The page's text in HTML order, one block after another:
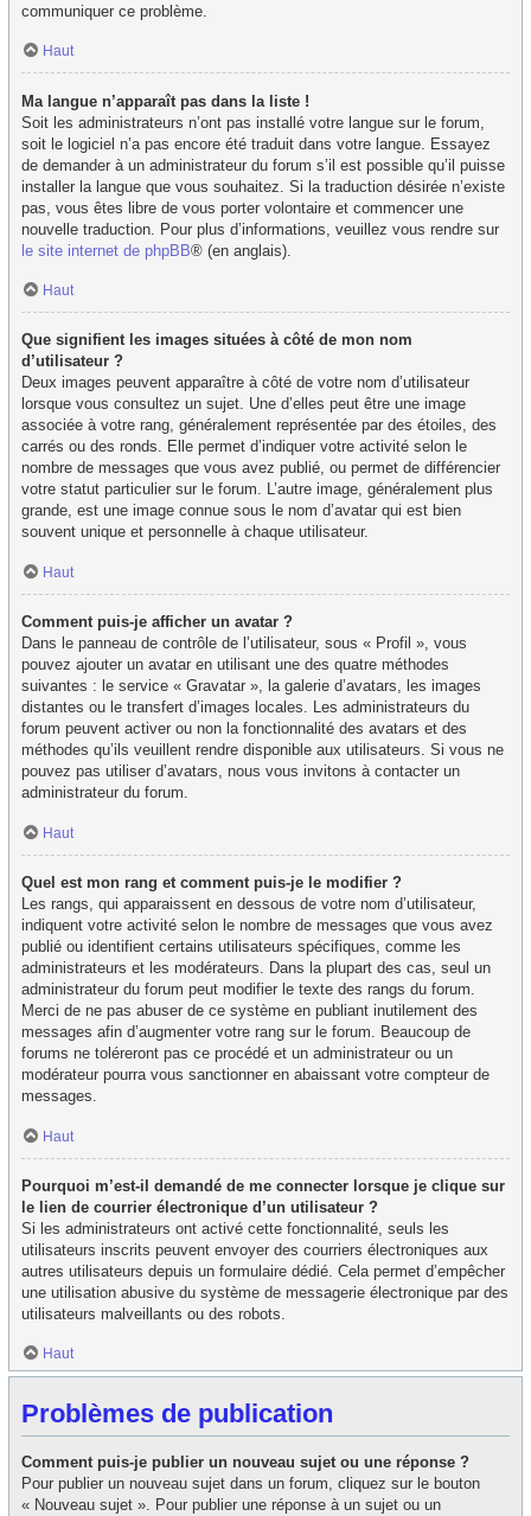
communiquer ce problème.
Haut
Ma langue n’apparaît pas dans la liste !
Soit les administrateurs n’ont pas installé votre langue sur le forum,
soit le logiciel n’a pas encore été traduit dans votre langue. Essayez
de demander à un administrateur du forum s’il est possible qu’il puisse
installer la langue que vous souhaitez. Si la traduction désirée n’existe
pas, vous êtes libre de vous porter volontaire et commencer une
nouvelle traduction. Pour plus d’informations, veuillez vous rendre sur
le site internet de phpBB® (en anglais).
Haut
Que signifient les images situées à côté de mon nom
d’utilisateur ?
Deux images peuvent apparaître à côté de votre nom d’utilisateur
lorsque vous consultez un sujet. Une d’elles peut être une image
associée à votre rang, généralement représentée par des étoiles, des
carrés ou des ronds. Elle permet d’indiquer votre activité selon le
nombre de messages que vous avez publié, ou permet de différencier
votre statut particulier sur le forum. L’autre image, généralement plus
grande, est une image connue sous le nom d’avatar qui est bien
souvent unique et personnelle à chaque utilisateur.
Haut
Comment puis-je afficher un avatar ?
Dans le panneau de contrôle de l’utilisateur, sous « Profil », vous
pouvez ajouter un avatar en utilisant une des quatre méthodes
suivantes : le service « Gravatar », la galerie d’avatars, les images
distantes ou le transfert d’images locales. Les administrateurs du
forum peuvent activer ou non la fonctionnalité des avatars et des
méthodes qu’ils veuillent rendre disponible aux utilisateurs. Si vous ne
pouvez pas utiliser d’avatars, nous vous invitons à contacter un
administrateur du forum.
Haut
Quel est mon rang et comment puis-je le modifier ?
Les rangs, qui apparaissent en dessous de votre nom d’utilisateur,
indiquent votre activité selon le nombre de messages que vous avez
publié ou identifient certains utilisateurs spécifiques, comme les
administrateurs et les modérateurs. Dans la plupart des cas, seul un
administrateur du forum peut modifier le texte des rangs du forum.
Merci de ne pas abuser de ce système en publiant inutilement des
messages afin d’augmenter votre rang sur le forum. Beaucoup de
forums ne toléreront pas ce procédé et un administrateur ou un
modérateur pourra vous sanctionner en abaissant votre compteur de
messages.
Haut
Pourquoi m’est-il demandé de me connecter lorsque je clique sur
le lien de courrier électronique d’un utilisateur ?
Si les administrateurs ont activé cette fonctionnalité, seuls les
utilisateurs inscrits peuvent envoyer des courriers électroniques aux
autres utilisateurs depuis un formulaire dédié. Cela permet d’empêcher
une utilisation abusive du système de messagerie électronique par des
utilisateurs malveillants ou des robots.
Haut
Problèmes de publication
Comment puis-je publier un nouveau sujet ou une réponse ?
Pour publier un nouveau sujet dans un forum, cliquez sur le bouton
« Nouveau sujet ». Pour publier une réponse à un sujet ou un